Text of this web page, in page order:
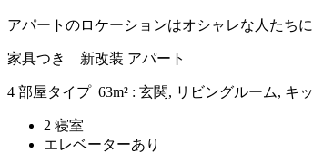
アパートのロケーションはオシャレな人た
家具つき 新改装 アパート
4 部屋タイプ 63m² : 玄関, リビングルーム, キ
2 寝室
エレベーターあり